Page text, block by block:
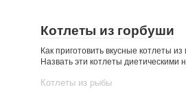
Котлеты из горбуши
Как приготовить вкусные котлеты
Назвать эти котлеты диетическими
Котлеты из рыбы